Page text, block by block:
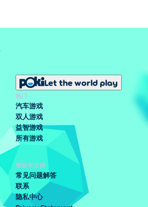
Let the world play
热门
汽车游戏
双人游戏
益智游戏
所有游戏
帮助和支持
常见问题解答
联系
隐私中心